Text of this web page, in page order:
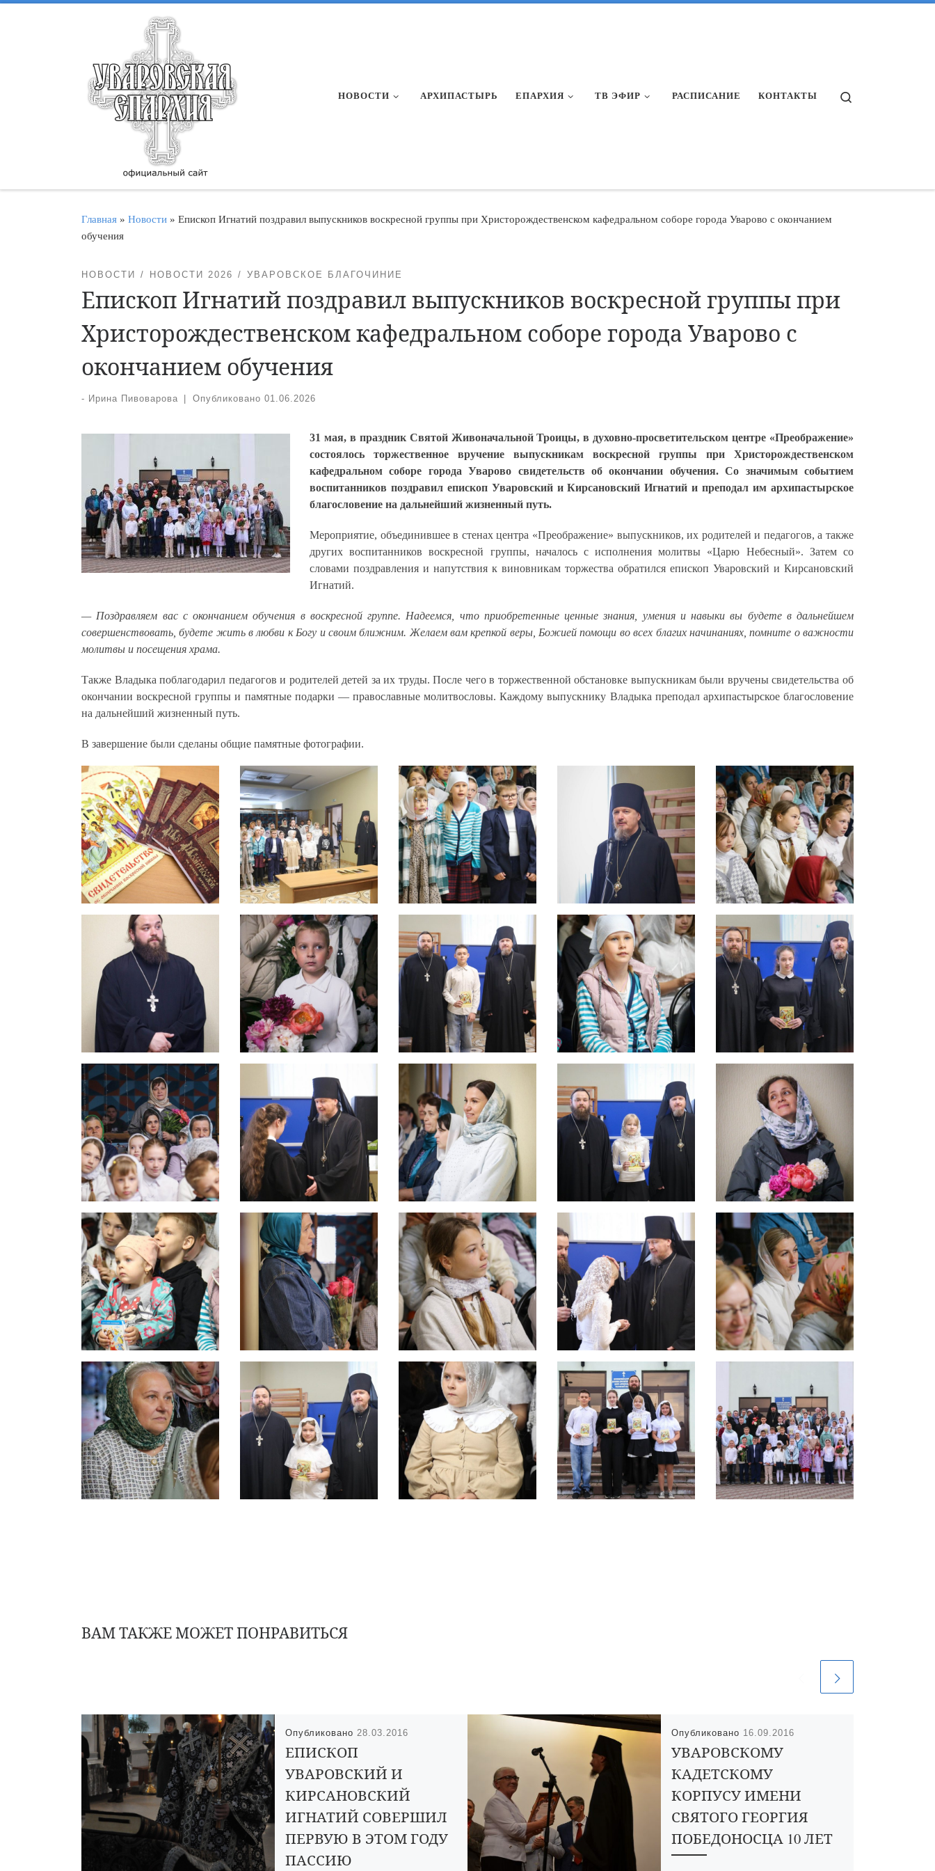
НОВОСТИ АРХИПАСТЫРЬ ЕПАРХИЯ ТВ ЭФИР РАСПИСАНИЕ КОНТАКТЫ
Главная » Новости » Епископ Игнатий поздравил выпускников воскресной группы при Христорождественском кафедральном соборе города Уварово с окончанием
обучения
НОВОСТИ НОВОСТИ 2026 УВАРОВСКОЕ БЛАГОЧИНИЕ
Епископ Игнатий поздравил выпускников воскресной группы при
Христорождественском кафедральном соборе города Уварово с
окончанием обучения
- Ирина Пивоварова Опубликовано 01.06.2026
31 мая, в праздник Святой Живоначальной Троицы, в духовно-просветительском центре «Преображение»
состоялось торжественное вручение выпускникам воскресной группы при Христорождественском
кафедральном соборе города Уварово свидетельств об окончании обучения. Со значимым событием
воспитанников поздравил епископ Уваровский и Кирсановский Игнатий и преподал им архипастырское
благословение на дальнейший жизненный путь.
Мероприятие, объединившее в стенах центра «Преображение» выпускников, их родителей и педагогов, а также
других воспитанников воскресной группы, началось с исполнения молитвы «Царю Небесный». Затем со
словами поздравления и напутствия к виновникам торжества обратился епископ Уваровский и Кирсановский
Игнатий.
— Поздравляем вас с окончанием обучения в воскресной группе. Надеемся, что приобретенные ценные знания, умения и навыки вы будете в дальнейшем
совершенствовать, будете жить в любви к Богу и своим ближним. Желаем вам крепкой веры, Божией помощи во всех благих начинаниях, помните о важности
молитвы и посещения храма.
Также Владыка поблагодарил педагогов и родителей детей за их труды. После чего в торжественной обстановке выпускникам были вручены свидетельства об
окончании воскресной группы и памятные подарки — православные молитвословы. Каждому выпускнику Владыка преподал архипастырское благословение
на дальнейший жизненный путь.
В завершение были сделаны общие памятные фотографии.
ВАМ ТАКЖЕ МОЖЕТ ПОНРАВИТЬСЯ
Опубликовано 28.03.2016
ЕПИСКОП
УВАРОВСКИЙ И
КИРСАНОВСКИЙ
ИГНАТИЙ СОВЕРШИЛ
ПЕРВУЮ В ЭТОМ ГОДУ
ПАССИЮ
Опубликовано 16.09.2016
УВАРОВСКОМУ
КАДЕТСКОМУ
КОРПУСУ ИМЕНИ
СВЯТОГО ГЕОРГИЯ
ПОБЕДОНОСЦА 10 ЛЕТ